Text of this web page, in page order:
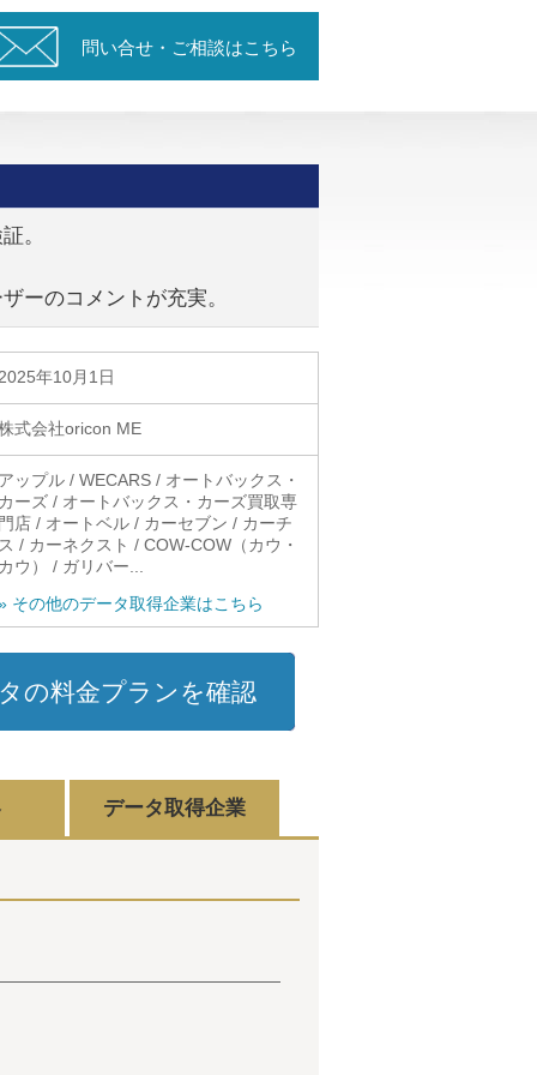
問い合せ・ご相談はこちら
。
ーのコメントが充実。
年10月1日
式会社oricon ME
ップル / WECARS / オートバックス・
ーズ / オートバックス・カーズ買取専
店 / オートベル / カーセブン / カーチ
/ カーネクスト / COW-COW（カウ・
ウ） / ガリバー...
その他のデータ取得企業はこちら
の料金プランを確認
データ取得企業